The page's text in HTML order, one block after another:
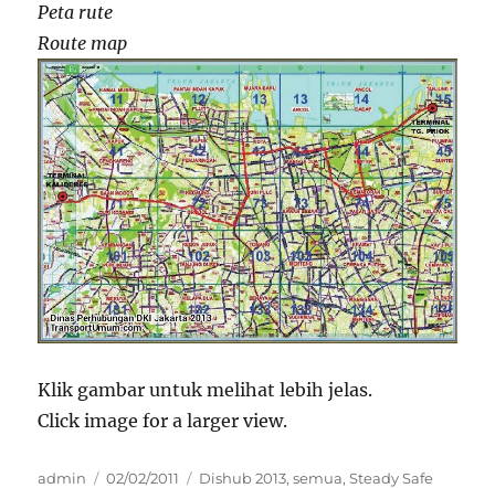
Peta rute
Route map
Klik gambar untuk melihat lebih jelas.
Click image for a larger view.
Author
admin
Posted
02/02/2011 Categories
Dishub 2013,semua,Steady Safe